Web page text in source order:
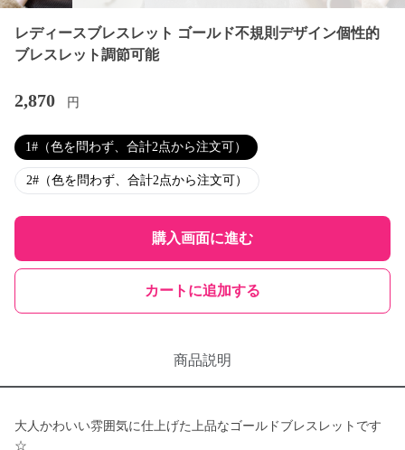
レディースブレスレット ゴールド不規則デザイン個性的
ブレスレット調節可能
2,870 円
1#（色を問わず、合計2点から注文可）
2#（色を問わず、合計2点から注文可）
購入画面に進む
カートに追加する
商品説明
大人かわいい雰囲気に仕上げた上品なゴールドブレスレットです
☆